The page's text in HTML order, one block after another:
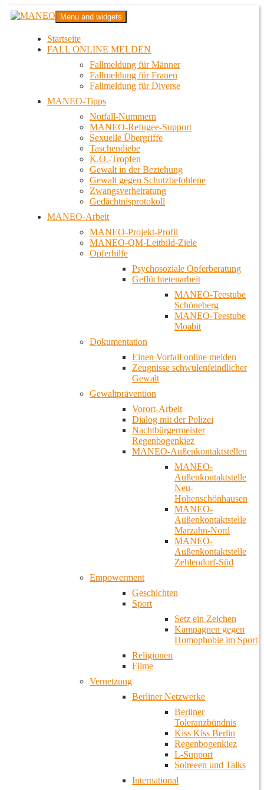
Zum
InhaltMANEO
Das schwule Anti-Gewalt-Projekt in Berlin
Menu and widgets
Startseite
FALL ONLINE MELDEN
Fallmeldung für Männer
Fallmeldung für Frauen
Fallmeldung für Diverse
MANEO-Tipps
Notfall-Nummern
MANEO-Refugee-Support
Sexuelle Übergriffe
Taschendiebe
K.O.-Tropfen
Gewalt in der Beziehung
Gewalt gegen Schutzbefohlene
Zwangsverheiratung
Gedächtnisprotokoll
MANEO-Arbeit
MANEO-Projekt-Profil
MANEO-QM-Leitbild-Ziele
Opferhilfe
Psychosoziale Opferberatung
Geflüchtetenarbeit
MANEO-Teestube
Schöneberg
MANEO-Teestube
Moabit
Dokumentation
Einen Vorfall online melden
Zeugnisse schwulenfeindlicher
Gewalt
Gewaltprävention
Vorort-Arbeit
Dialog mit der Polizei
Nachtbürgermeister
Regenbogenkiez
MANEO-Außenkontaktstellen
MANEO-
Außenkontaktstelle
Neu-
Hohenschönhausen
MANEO-
Außenkontaktstelle
Marzahn-Nord
MANEO-
Außenkontaktstelle
Zehlendorf-Süd
Empowerment
Geschichten
Sport
Setz ein Zeichen
Kampagnen gegen
Homophobie im Sport
Religionen
Filme
Vernetzung
Berliner Netzwerke
Berliner
Toleranzbündnis
Kiss Kiss Berlin
Regenbogenkiez
L-Support
Soireeen und Talks
International